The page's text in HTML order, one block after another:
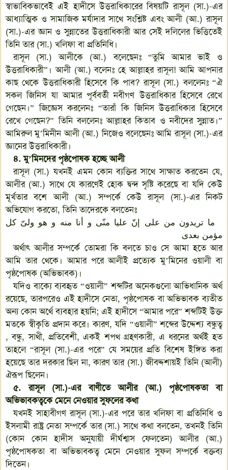
স্বাভাবিকভাবেই এই হাদীসে উত্তরাধিকারের বিষয়টি রাসূল (সা.)-এর
আধ্যাত্মিক ও সামাজিক মর্যাদার সাথে সংশ্লিষ্ট এবং আলী (আ.) রাসূল
(সা.)-এর জ্ঞান ও সুন্নাতের উত্তরাধিকারী আর সেই দলিলের ভিত্তিতেই
তিনি তার (সা.) খলিফা বা প্রতিনিধি।
রাসূল (সা.) আলীকে (আ.) বলেছেনঃ “তুমি আমার ভাই ও
উত্তরাধিকারী”। আলী (আ.) বলেনঃ হে আল্লাহর রাসূল! আমি আপনার
কাছ থেকে উত্তরাধিকারী হিসেবে কি পাব? রাসূল (সা.) বললেনঃ “ঐ
সকল জিনিস যা আমার পূর্ববর্তী নবীগণ উত্তরাধিকার হিসেবে রেখে
গেছেন।” জিজ্ঞেস করলেনঃ “তারাঁ কি জিনিস উত্তরাধিকার হিসেবে
রেখে গেছেন?” তিনি বললেনঃ আল্লাহর কিতাব ও নবীদের সুন্নাত।”
আমিরুল মু’মিনীন আলী (আ.) নিজেও বলেছেনঃ আমি রাসূল (সা.)-এর
জ্ঞানের উত্তরাধিকারী।
৪. মু’মিনদের পৃষ্ঠপোষক হচ্ছে আলী
রাসূল (সা.) যখনই এমন কোন ব্যক্তির সাথে সাক্ষাত করতেন যে,
আলীর (আ.) সাথে যে কারণেই হোক দ্বন্দ সৃষ্টি করেছে বা যদি কেউ
মূর্খতার বশে আলী (আ.) সম্পর্কে কেউ রাসূল (সা.)-এর নিকট
অভিযোগ করতো, তিনি তাদেরকে বলতেনঃ
ما تریدون من علی إنّ علیا منّی و أنا منه و هو ولیّ کل
مؤمن بعدی
অর্থাৎ আলীর সম্পর্কে তোমরা কি বলতে চাও সে আমা হতে আর
আমি তার থেকে। আমার পরে আলীই প্রত্যেক মু’মিনের ওয়ালী বা
পৃষ্ঠপোষক (অভিভাবক)।
যদিও বাক্যে ব্যবহৃত “ওয়ালী” শব্দটির অনেকগুলো আভিধানিক অর্থ
রয়েছে, তারপরেও এই হাদীসে নেতা, পৃষ্ঠপোষক বা অভিভাবক ব্যতীত
অন্য কোন অর্থে ব্যবহার হয়নি; এই হাদীসে “আমার পরে” শব্দটিই উক্ত
মতকে স্বীকৃতি প্রদান করে। কারণ, যদি “ওয়ালী” শব্দের উদ্দেশ্য বন্ধুত্ব
, বন্ধু, সাথী, প্রতিবেশী, একই শপথ গ্রহণকারী, এ ধরনের অর্থই হত
তাহলে “রাসূল (সা.)-এর পরে” যে সময়ের প্রতি বিশেষ ইঙ্গিত করা
হয়েছে তার দরকার ছিল না, কারণ তার (সা.) জীবদ্দশায়ই তিনি (আলী)
ঐরূপ ছিলেন।
৫. রাসূল (সা.)-এর বাণীতে আলীর (আ.) পৃষ্ঠপোষকতা বা
অভিভাবকত্বকে মেনে নেওয়ার সুফলের কথা
যখনই সাহাবীগণ রাসূল (সা.)-এর পরে তার খলিফা বা প্রতিনিধি ও
ইসলামী রাষ্ট্র নেতা সম্পর্কে তার (সা.) সাথে কথা বলতেন, তখনই তিনি
(কোন কোন হাদীস অনুযায়ী দীর্ঘশ্বাস ফেলতেন) আলীর (আ.)
পৃষ্ঠপোষকতা বা অভিভাবকত্ব মেনে নেওয়ার সুফল সম্পর্কে বক্তব্য
দিতেন।